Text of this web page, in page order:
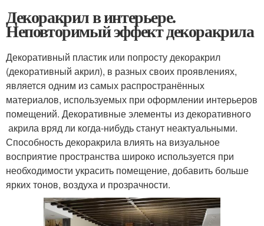
Декоракрил в интерьере.
Неповторимый эффект декоракрила
Декоративный пластик или попросту декоракрил
(декоративный акрил), в разных своих проявлениях,
является одним из самых распространённых
материалов, используемых при оформлении интерьеров
помещений. Декоративные элементы из декоративного
акрила вряд ли когда-нибудь станут неактуальными.
Способность декоракрила влиять на визуальное
восприятие пространства широко используется при
необходимости украсить помещение, добавить больше
ярких тонов, воздуха и прозрачности.